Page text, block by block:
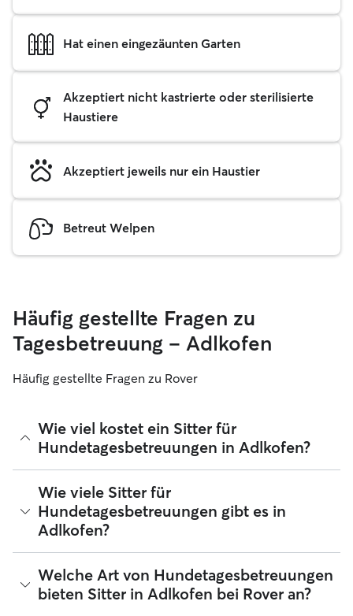
Hat einen eingezäunten Garten
Akzeptiert nicht kastrierte oder sterilisierte
Haustiere
Akzeptiert jeweils nur ein Haustier
Betreut Welpen
Häufig gestellte Fragen zu
Tagesbetreuung – Adlkofen
Häufig gestellte Fragen zu Rover
Wie viel kostet ein Sitter für
Hundetagesbetreuungen in Adlkofen?
Sitter können ihre Preise bei Rover frei festlegen. Die
durchschnittlichen Kosten für einen Hundesitter für
Tagesbetreuungen bei Rover in Adlkofen betragen seit
August 2026 etwa 28 pro Tag, einschließlich der
und die deines Hundes anpasst.
Wie viele Sitter für
Hundetagesbetreuungen gibt es in
Adlkofen?
Seit August 2026 bieten 35 Sitter Hundetagesbetreuungen
in Adlkofen an. Du kannst deine Suchergebnisse filtern,
sortieren, deinen Radius erweitern, Bewertungen lesen und
Preise vergleichen, um den perfekten Sitter in deiner Nähe
Welche Art von Hundetagesbetreuungen
bieten Sitter in Adlkofen bei Rover an?